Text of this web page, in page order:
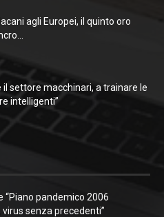
agli Europei, il quinto oro
il settore macchinari, a trainare le
intelligenti”
“Piano pandemico 2006
senza precedenti”